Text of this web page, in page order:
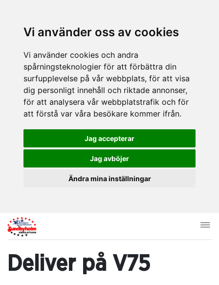
Vi använder oss av cookies
Vi använder cookies och andra
spårningsteknologier för att förbättra din
surfupplevelse på vår webbplats, för att visa
dig personligt innehåll och riktade annonser,
för att analysera vår webbplatstrafik och för
att förstå var våra besökare kommer ifrån.
Jag accepterar
Jag avböjer
Ändra mina inställningar
Deliver på V75